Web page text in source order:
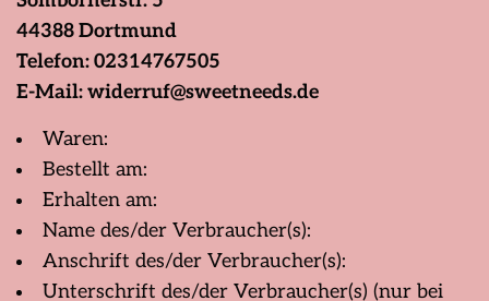
44388 Dortmund
Telefon: 02314767505
E-Mail:widerruf@sweetneeds.de
Waren:
Bestellt am:
Erhalten am:
Name des/der Verbraucher(s):
Anschrift des/der Verbraucher(s):
Unterschrift des/der Verbraucher(s) (nur bei